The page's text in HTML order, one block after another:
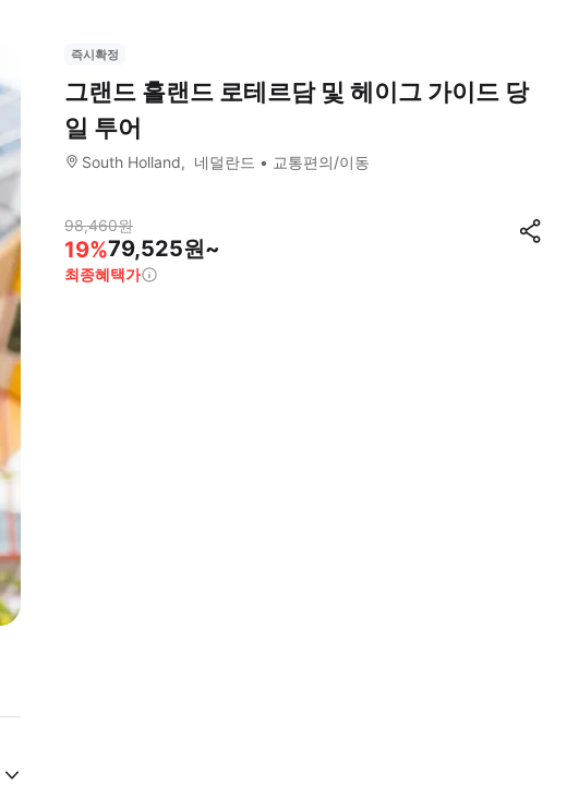
즉시확정
그랜드 홀랜드 로테르담 및 헤이그 가이드 당
일 투어
South Holland 네덜란드 교통편의/이동
98,460원
19%79,525원~
최종혜택가